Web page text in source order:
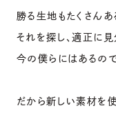
勝る生地もたくさんあ
それを探し、適正に
今の僕らにはあるので
だから新しい素材を使